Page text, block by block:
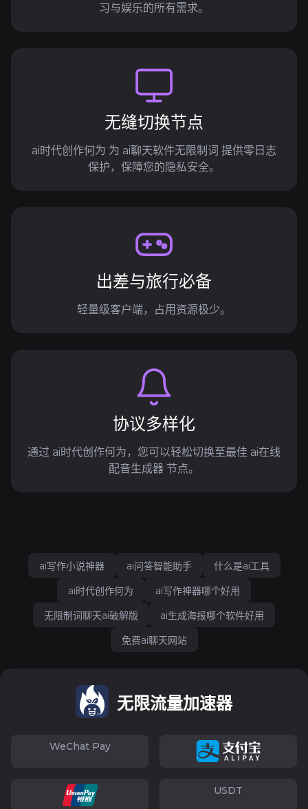
习与娱乐的所有需求。
无缝切换节点
ai时代创作何为 为 ai聊天软件无限制词 提供零日志
保护，保障您的隐私安全。
出差与旅行必备
轻量级客户端，占用资源极少。
协议多样化
通过 ai时代创作何为，您可以轻松切换至最佳 ai在线
配音生成器 节点。
ai写作小说神器 ai问答智能助手
什么是ai工具
ai时代创作何为
ai写作神器哪个好用
无限制词聊天ai破解版
ai生成海报哪个软件好用
免费ai聊天网站
无限流量加速器
WeChat Pay
USDT